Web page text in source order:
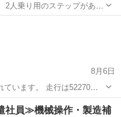
人乗り用のステップがあり
いますがすぐつくみたいで
下げ考えます。 タイヤのめ
8月6日
ています。 走行は52270キ
ルエキマフラー ETC(軽自
ターライト シールド フェン
社員≫機械操作・製造補